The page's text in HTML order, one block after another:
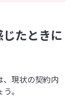
たときに
、現状の契約内
。